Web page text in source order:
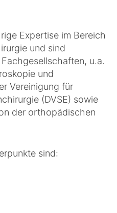
Expertise im Bereich
und sind
u.a.
und
Vereinigung für
(DVSE) sowie
der orthopädischen
sind: